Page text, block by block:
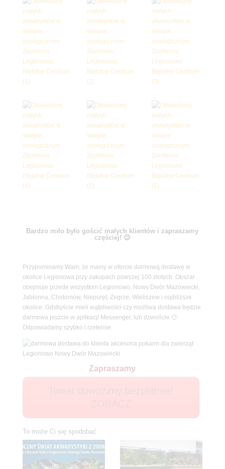
Bardzo miło było gościć małych klientów i zapraszamy
częściej! 😉
Przypominamy Wam, że mamy w ofercie darmową dostawę w
okolice Legionowa przy zakupach powyżej 100 złotych. Obszar
obejmuje przede wszystkim Legionowo, Nowy Dwór Mazowiecki,
Jabłonna, Chotomów, Nieporęt, Zegrze, Wieliszew i najbliższe
okolice. Gdybyście mieli wątpliwości czy możliwa dostawa będzie
darmowa piszcie w aplikacji Messenger, lub dzwońcie 🙂
Odpowiadamy szybko i rzetelnie.
Zapraszamy
To może Ci się spodobać